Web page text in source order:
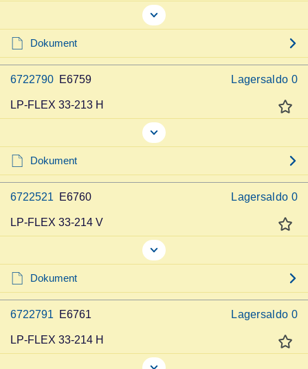
Dokument
6722790 E6759 Lagersaldo 0
LP-FLEX 33-213 H
Dokument
6722521 E6760 Lagersaldo 0
LP-FLEX 33-214 V
Dokument
6722791 E6761 Lagersaldo 0
LP-FLEX 33-214 H